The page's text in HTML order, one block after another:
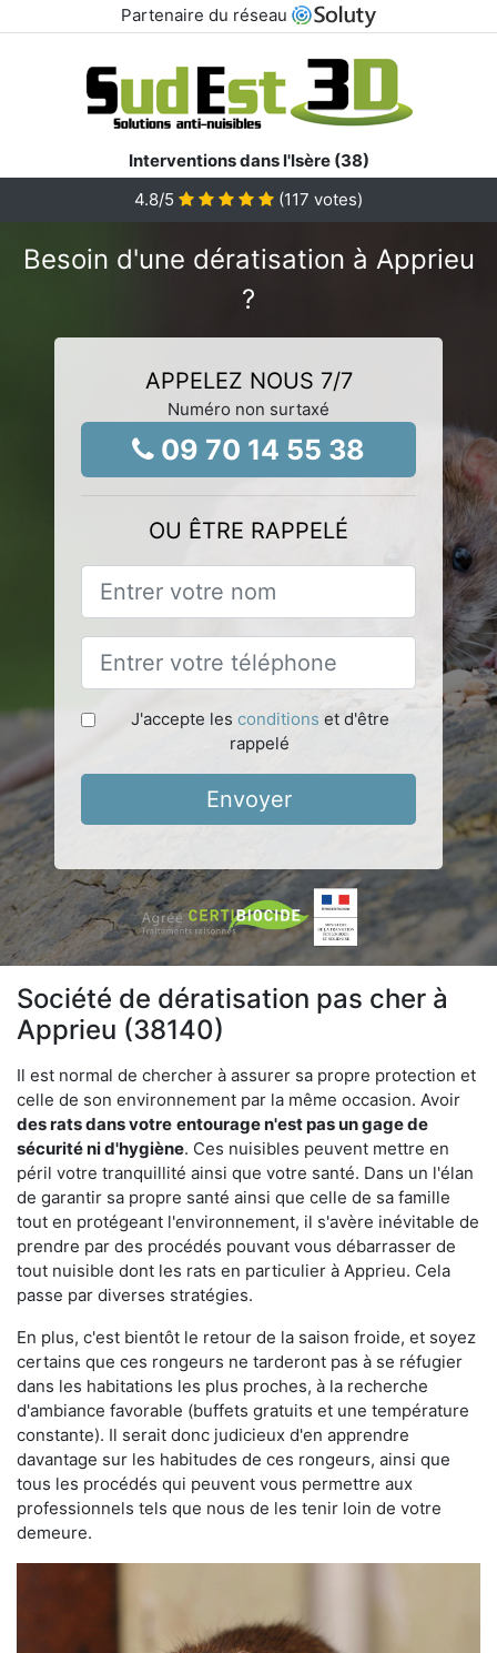
Partenaire du réseau
Interventions dans l'Isère (38)
4.8/5 (117 votes)
Besoin d'une dératisation à Apprieu
?
APPELEZ NOUS 7/7
Numéro non surtaxé
09 70 14 55 38
OU ÊTRE RAPPELÉ
J'accepte les conditions et d'être
rappelé
Envoyer
Société de dératisation pas cher à
Apprieu (38140)
Il est normal de chercher à assurer sa propre protection et
celle de son environnement par la même occasion. Avoir
des rats dans votre entourage n'est pas un gage de
sécurité ni d'hygiène. Ces nuisibles peuvent mettre en
péril votre tranquillité ainsi que votre santé. Dans un l'élan
de garantir sa propre santé ainsi que celle de sa famille
tout en protégeant l'environnement, il s'avère inévitable de
prendre par des procédés pouvant vous débarrasser de
tout nuisible dont les rats en particulier à Apprieu. Cela
passe par diverses stratégies.
En plus, c'est bientôt le retour de la saison froide, et soyez
certains que ces rongeurs ne tarderont pas à se réfugier
dans les habitations les plus proches, à la recherche
d'ambiance favorable (buffets gratuits et une température
constante). Il serait donc judicieux d'en apprendre
davantage sur les habitudes de ces rongeurs, ainsi que
tous les procédés qui peuvent vous permettre aux
professionnels tels que nous de les tenir loin de votre
demeure.